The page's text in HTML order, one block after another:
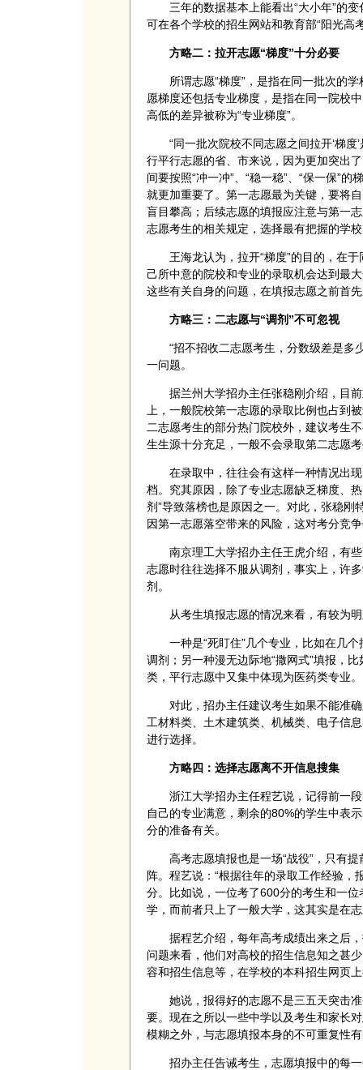
三年的数据基本上能看出“大小年”的
可在各个学校的招生网站和教育部“阳光高
方略二：拉开志愿“梯度”十分必要
所谓志愿“梯度”，是指在同一批次的
愿梯度还包括专业梯度，是指在同一院校
高低的差异被称为“专业梯度”。
“同一批次院校不同志愿之间拉开‘梯
行平行志愿的省、市来说，因为更加突出
间要按照“冲一冲”、“稳一稳”、“保一保”
就更加重要了。第一志愿最为关键，要将
盲目攀高；后续志愿的填报应注意与第一
志愿考生的相关规定，选择最有把握的学
王海龙认为，拉开“梯度”的目的，在
己所中意的院校和专业的录取机会达到最
这些有关自身的问题，在填报志愿之前首
方略三：二志愿与“调剂”不可忽视
“招不招收二志愿考生，分数级差是多
一问题。
据兰州大学招办主任张稳刚介绍，目
上，一般院校第一志愿的录取比例也占到
二志愿考生的部分热门院校外，建议考生
生生源十分充足，一般不会录取第二志愿
在录取中，往往会有这样一种情况出
档。究其原因，除了专业志愿缺乏梯度、
剂”导致落榜也是原因之一。对此，张稳刚
因第一志愿落空带来的风险，这对考分竞
南京理工大学招办主任王虎介绍，有
志愿时往往选择不服从调剂，事实上，许
剂。
从考生填报志愿的情况来看，有较为
一种是“死盯住”几个专业，比如在几
调剂；另一种漫无边际地“撒网式”填报，
类，平行志愿中又集中体现为医药类专业。
对此，招办主任建议考生如果不能准
工材料类、土木建筑类、机械类、电子信
进行选择。
方略四：选择志愿离不开信息搜集
浙江大学招办主任程艺说，记得前一
自己的专业满意，剩余的80%的学生中表
分的准备有关。
高考志愿填报也是一场“战役”，只有
阵。程艺说：“根据往年的录取工作经验
分。比如说，一位考了600分的考生和一
学，而前者只上了一般大学，这其实是在
据程艺介绍，每年高考成绩出来之后
问题来看，他们对高校的招生信息知之甚
容和招生信息等，在学校的本科招生网页
她说，报得好的志愿不是三五天突击
要。现在之所以一些中学以及考生和家长
模糊之外，与志愿填报本身的不可重复性
招办主任告诫考生，志愿填报中的每